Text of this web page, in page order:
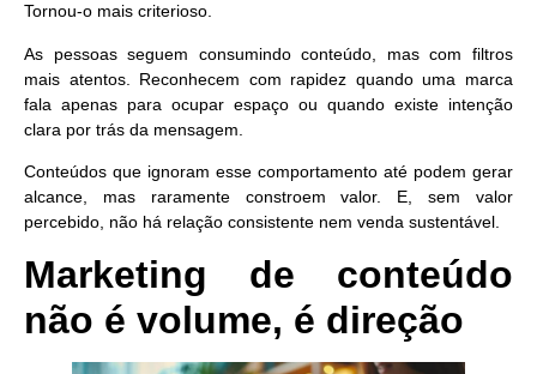
Tornou-o mais criterioso.
As pessoas seguem consumindo conteúdo, mas com filtros
mais atentos. Reconhecem com rapidez quando uma marca
fala apenas para ocupar espaço ou quando existe intenção
clara por trás da mensagem.
Conteúdos que ignoram esse comportamento até podem gerar
alcance, mas raramente constroem valor. E, sem valor
percebido, não há relação consistente nem venda sustentável.
Marketing de conteúdo
não é volume, é direção